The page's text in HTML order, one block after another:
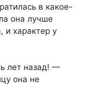
в какое-
она лучше
и характер у
лет назад! —
она не